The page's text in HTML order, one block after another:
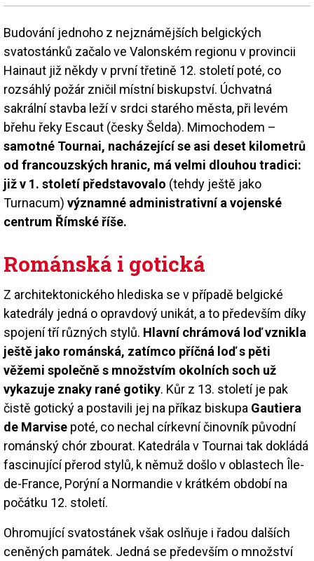
Budování jednoho z nejznámějších belgických
svatostánků začalo ve Valonském regionu v provincii
Hainaut již někdy v první třetině 12. století poté, co
rozsáhlý požár zničil místní biskupství. Úchvatná
sakrální stavba leží v srdci starého města, při levém
břehu řeky Escaut (česky Šelda). Mimochodem –
samotné Tournai, nacházející se asi deset kilometrů
od francouzských hranic, má velmi dlouhou tradici:
již v 1. století představovalo (tehdy ještě jako
Turnacum) významné administrativní a vojenské
centrum Římské říše.
Románská i gotická
Z architektonického hlediska se v případě belgické
katedrály jedná o opravdový unikát, a to především díky
spojení tří různých stylů. Hlavní chrámová loď vznikla
ještě jako románská, zatímco příčná loď s pěti
věžemi společně s množstvím okolních soch už
vykazuje znaky rané gotiky. Kůr z 13. století je pak
čistě gotický a postavili jej na příkaz biskupa Gautiera
de Marvise poté, co nechal církevní činovník původní
románský chór zbourat. Katedrála v Tournai tak dokládá
fascinující přerod stylů, k němuž došlo v oblastech Île-
de-France, Porýní a Normandie v krátkém období na
počátku 12. století.
Ohromující svatostánek však oslňuje i řadou dalších
ceněných památek. Jedná se především o množství